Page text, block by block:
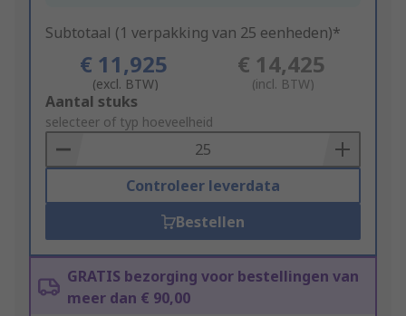
Subtotaal (1 verpakking van 25 eenheden)*
€ 11,925
(excl. BTW)
€ 14,425
(incl. BTW)
Add
to
Basket
Aantal stuks
selecteer of typ hoeveelheid
Controleer leverdata
Bestellen
GRATIS bezorging voor bestellingen van
meer dan € 90,00